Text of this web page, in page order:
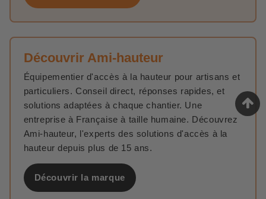
Découvrir Ami-hauteur
Équipementier d'accès à la hauteur pour artisans et
particuliers. Conseil direct, réponses rapides, et
solutions adaptées à chaque chantier. Une
entreprise à Française à taille humaine. Découvrez
Ami-hauteur, l'experts des solutions d'accès à la
hauteur depuis plus de 15 ans.
Découvrir la marque